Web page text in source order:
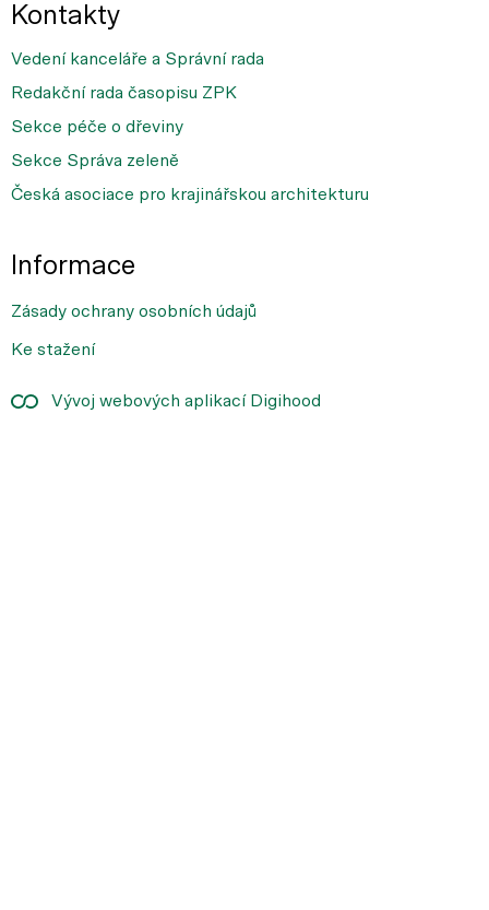
Informace
Zásady ochrany osobních údajů
Ke stažení
Vývoj webových aplikací Digihood
Kontakty
Vedení kanceláře a Správní rada
Redakční rada časopisu ZPK
Sekce péče o dřeviny
Sekce Správa zeleně
Česká asociace pro krajinářskou architekturu